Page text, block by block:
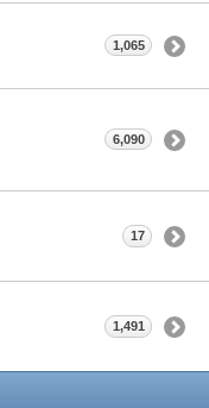
1,065
6,090
17
1,491